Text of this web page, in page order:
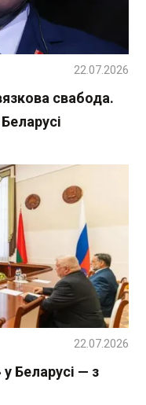
свабода.
22.07.2026
Беларусі — з
22.07.2026